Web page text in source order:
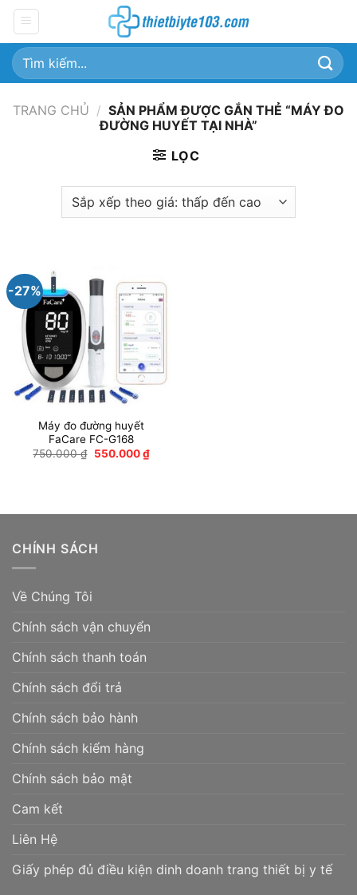
Chuyển
đến
nội
dung
Tìm
kiếm:
TRANG CHỦ / SẢN PHẨM ĐƯỢC GẮN THẺ “MÁY ĐO
ĐƯỜNG HUYẾT TẠI NHÀ”
LỌC
-27%
Máy đo đường huyết
FaCare FC-G168
750.000₫ Giá
550.000₫Giá
hiện
CHÍNH SÁCH
Về Chúng Tôi
Chính sách vận chuyển
Chính sách thanh toán
Chính sách đổi trả
Chính sách bảo hành
Chính sách kiểm hàng
Chính sách bảo mật
Cam kết
Liên Hệ
Giấy phép đủ điều kiện dinh doanh trang thiết bị y tế